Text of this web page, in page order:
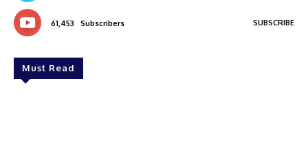
61,453 Subscribers SUBSCRIBE
Must Read